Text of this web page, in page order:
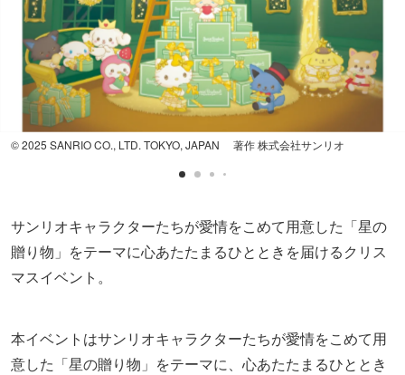
© 2025 SANRIO CO., LTD. TOKYO, JAPAN 著作 株式会社サンリオ
サンリオキャラクターたちが愛情をこめて用意した「星の
贈り物」をテーマに心あたたまるひとときを届けるクリス
マスイベント。
本イベントはサンリオキャラクターたちが愛情をこめて用
意した「星の贈り物」をテーマに、心あたたまるひととき